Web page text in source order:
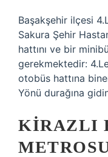
Başakşehir ilçesi
Sakura Şehir
hattını ve bir
gerekmektedir:
otobüs hattına
Yönü durağına
KIRAZLI